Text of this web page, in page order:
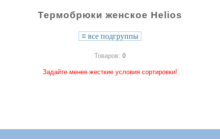
Термобрюки женское Helios
≡ все подгруппы
Товаров: 0
Задайте менее жесткие условия сортировки!